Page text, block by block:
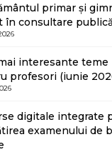
primar și
în consultare
interesante teme
profesori (iunie
digitale integrate
examenului de